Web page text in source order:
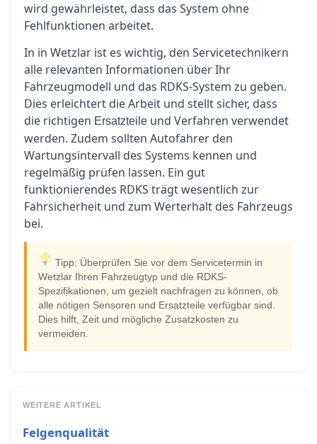
wird gewährleistet, dass das System ohne
Fehlfunktionen arbeitet.
In in Wetzlar ist es wichtig, den Servicetechnikern
alle relevanten Informationen über Ihr
Fahrzeugmodell und das RDKS-System zu geben.
Dies erleichtert die Arbeit und stellt sicher, dass
die richtigen Ersatzteile und Verfahren verwendet
werden. Zudem sollten Autofahrer den
Wartungsintervall des Systems kennen und
regelmäßig prüfen lassen. Ein gut
funktionierendes RDKS trägt wesentlich zur
Fahrsicherheit und zum Werterhalt des Fahrzeugs
bei.
Tipp: Überprüfen Sie vor dem Servicetermin in
Wetzlar Ihren Fahrzeugtyp und die RDKS-
Spezifikationen, um gezielt nachfragen zu können, ob
alle nötigen Sensoren und Ersatzteile verfügbar sind.
Dies hilft, Zeit und mögliche Zusatzkosten zu
vermeiden.
WEITERE ARTIKEL
Felgenqualität